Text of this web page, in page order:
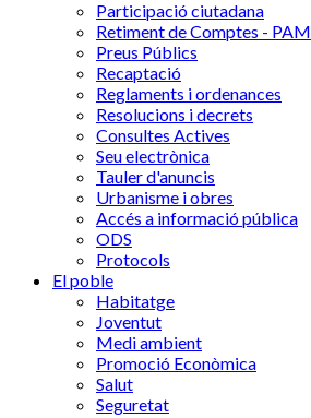
Participació ciutadana
Retiment de Comptes - PAM
Preus Públics
Recaptació
Reglaments i ordenances
Resolucions i decrets
Consultes Actives
Seu electrònica
Tauler d'anuncis
Urbanisme i obres
Accés a informació pública
ODS
Protocols
El poble
Habitatge
Joventut
Medi ambient
Promoció Econòmica
Salut
Seguretat